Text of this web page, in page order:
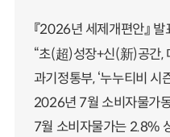
『2026년 세제개편안』 발
“초(超)성장+신(新)공간,
과기정통부, ‘누누티비 시
2026년 7월 소비자물가
7월 소비자물가는 2.8%